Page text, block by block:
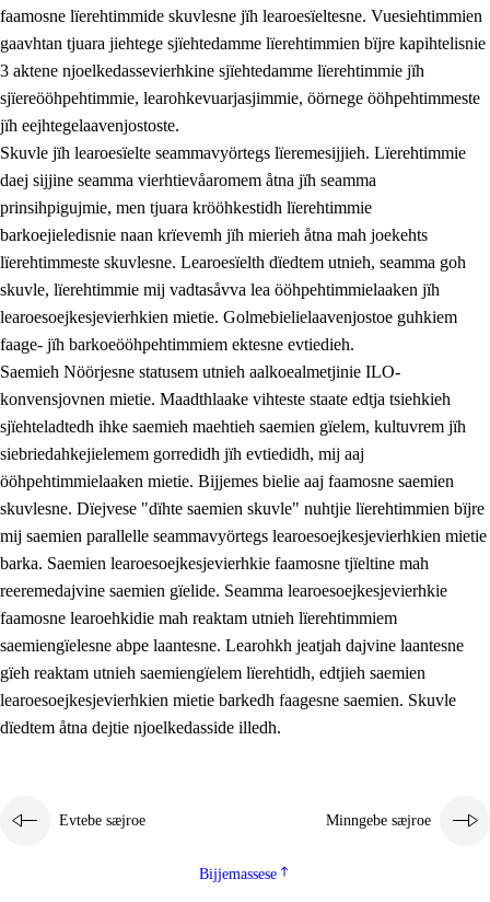
faamosne lïerehtimmide skuvlesne jïh learoesïeltesne. Vuesiehtimmien
gaavhtan tjuara jiehtege sjïehtedamme lïerehtimmien bïjre kapihtelisnie
3 aktene njoelkedassevierhkine sjïehtedamme lïerehtimmie jïh
sjïereööhpehtimmie, learohkevuarjasjimmie, öörnege ööhpehtimmeste
jïh eejhtegelaavenjostoste.
Skuvle jïh learoesïelte seammavyörtegs lïeremesijjieh. Lïerehtimmie
daej sijjine seamma vierhtievåaromem åtna jïh seamma
prinsihpigujmie, men tjuara krööhkestidh lïerehtimmie
barkoejieledisnie naan krïevemh jïh mierieh åtna mah joekehts
lïerehtimmeste skuvlesne. Learoesïelth dïedtem utnieh, seamma goh
skuvle, lïerehtimmie mij vadtasåvva lea ööhpehtimmielaaken jïh
learoesoejkesjevierhkien mietie. Golmebielielaavenjostoe guhkiem
faage- jïh barkoeööhpehtimmiem ektesne evtiedieh.
Saemieh Nöörjesne statusem utnieh aalkoealmetjinie ILO-
konvensjovnen mietie. Maadthlaake vihteste staate edtja tsiehkieh
sjïehteladtedh ihke saemieh maehtieh saemien gïelem, kultuvrem jïh
siebriedahkejielemem gorredidh jïh evtiedidh, mij aaj
ööhpehtimmielaaken mietie. Bijjemes bielie aaj faamosne saemien
skuvlesne. Dïejvese "dïhte saemien skuvle" nuhtjie lïerehtimmien bïjre
mij saemien parallelle seammavyörtegs learoesoejkesjevierhkien mietie
barka. Saemien learoesoejkesjevierhkie faamosne tjïeltine mah
reeremedajvine saemien gïelide. Seamma learoesoejkesjevierhkie
faamosne learoehkidie mah reaktam utnieh lïerehtimmiem
saemiengïelesne abpe laantesne. Learohkh jeatjah dajvine laantesne
gïeh reaktam utnieh saemiengïelem lïerehtidh, edtjieh saemien
learoesoejkesjevierhkien mietie barkedh faagesne saemien. Skuvle
dïedtem åtna dejtie njoelkedasside illedh.
Evtebe sæjroe Minngebe sæjroe
Bijjemassese